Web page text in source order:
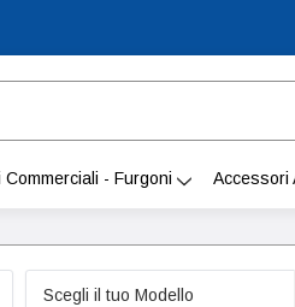
Commerciali - Furgoni Accessori